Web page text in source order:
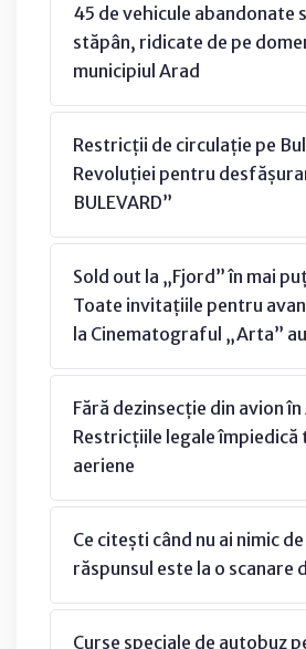
45 de vehicule abandonate
stăpân, ridicate de pe
municipiul Arad
Restricții de circulație pe
Revoluției pentru
BULEVARD”
Sold out la „Fjord” în mai
Toate invitațiile pentru
la Cinematograful „Arta”
Fără dezinsecție din avion
Restricțiile legale
aeriene
Ce citești când nu ai nimic
răspunsul este la o scanare
Curse speciale de autobuz